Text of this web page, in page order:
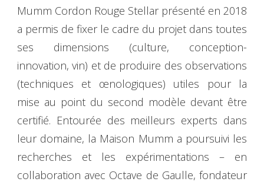
Mumm Cordon Rouge Stellar présenté en 2018
a permis de fixer le cadre du projet dans toutes
ses dimensions (culture, conception-
innovation, vin) et de produire des observations
(techniques et œnologiques) utiles pour la
mise au point du second modèle devant être
certifié. Entourée des meilleurs experts dans
leur domaine, la Maison Mumm a poursuivi les
recherches et les expérimentations – en
collaboration avec Octave de Gaulle, fondateur